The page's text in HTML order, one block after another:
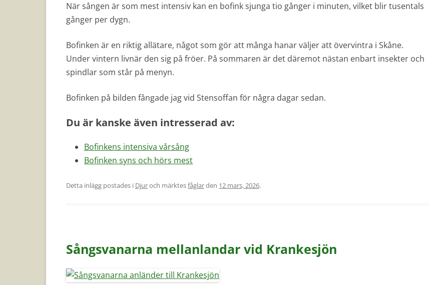
När sången är som mest intensiv kan en bofink sjunga tio gånger i minuten, vilket blir tusentals
gånger per dygn.
Bofinken är en riktig allätare, något som gör att många hanar väljer att övervintra i Skåne.
Under vintern livnär den sig på fröer. På sommaren är det däremot nästan enbart insekter och
spindlar som står på menyn.
Bofinken på bilden fångade jag vid Stensoffan för några dagar sedan.
Du är kanske även intresserad av:
Bofinkens intensiva vårsång
Bofinken syns och hörs mest
Detta inlägg postades i Djuroch märktesfåglarden 12 mars, 2026.
Sångsvanarna mellanlandar vid Krankesjön